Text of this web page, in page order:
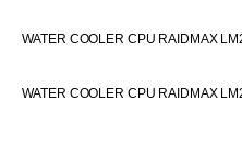
WATER COOLER CPU RAIDMAX
WATER COOLER CPU RAIDMAX